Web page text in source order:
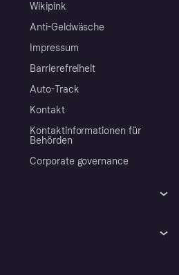
Wikipink
Anti-Geldwäsche
Impressum
Barrierefreiheit
Auto-Track
Kontakt
Kontaktinformationen für
Behörden
Corporate governance